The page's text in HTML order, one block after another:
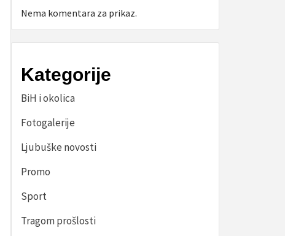
Nema komentara za prikaz.
Kategorije
BiH i okolica
Fotogalerije
Ljubuške novosti
Promo
Sport
Tragom prošlosti